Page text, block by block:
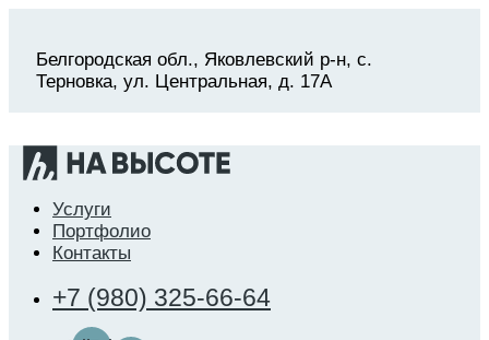
Белгородская обл., Яковлевский р-н, с.
Терновка, ул. Центральная, д. 17А
Услуги
Портфолио
Контакты
+7 (980) 325-66-64